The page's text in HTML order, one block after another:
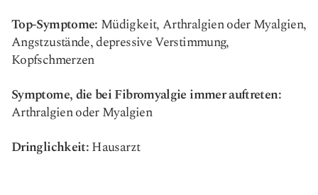
Top-Symptome: Müdigkeit, Arthralgien oder Myalgien,
Angstzustände, depressive Verstimmung,
Kopfschmerzen
Symptome, die bei Fibromyalgie immer auftreten:
Arthralgien oder Myalgien
Dringlichkeit:Hausarzt